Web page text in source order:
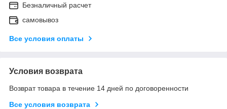
Безналичный расчет
самовывоз
Все условия оплаты
Условия возврата
Возврат товара в течение 14 дней по договоренности
Все условия возврата